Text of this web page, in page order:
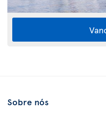
Sobre nós